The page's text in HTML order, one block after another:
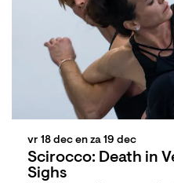
Scirocco: Death in
Sighs
vr 18 dec en za 19 dec